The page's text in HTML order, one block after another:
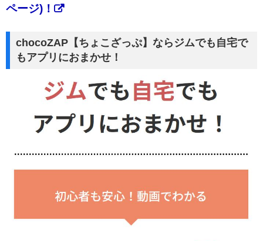
ページ)！
chocoZAP【ちょこざっぷ】ならジムでも自宅で
もアプリにおまかせ！